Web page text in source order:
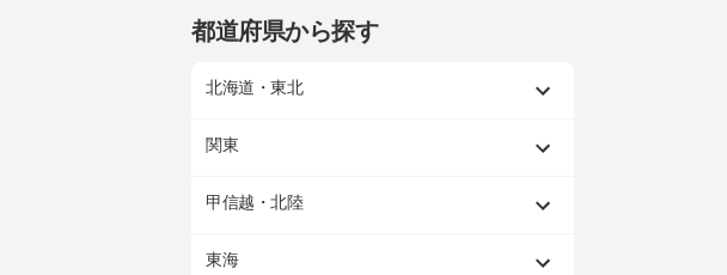
都道府県から探す
北海道・東北
関東
甲信越・北陸
東海